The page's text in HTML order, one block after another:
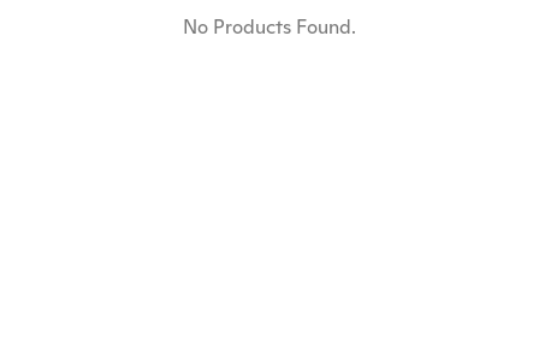
No Products Found.